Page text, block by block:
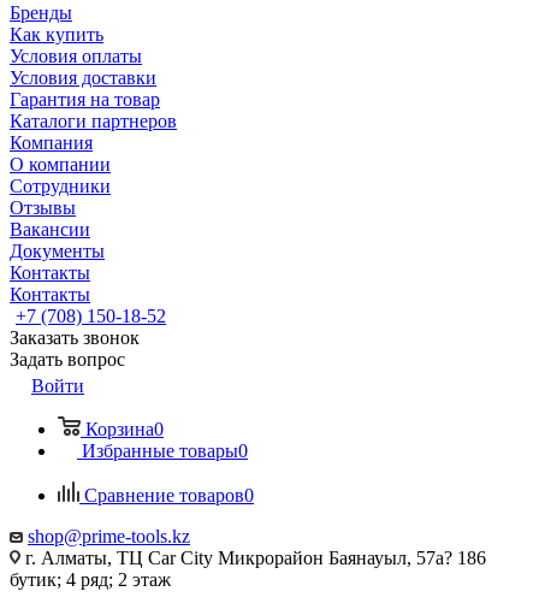
Бренды
Как купить
Условия оплаты
Условия доставки
Гарантия на товар
Каталоги партнеров
Компания
О компании
Сотрудники
Отзывы
Вакансии
Документы
Контакты
Контакты
+7 (708) 150-18-52
Заказать звонок
Задать вопрос
Войти
Корзина0
Избранные товары0
Сравнение товаров0
shop@prime-tools.kz
г. Алматы, ТЦ Car City​ ​Микрорайон Баянауыл, 57а? ​186
бутик; 4 ряд; 2 этаж